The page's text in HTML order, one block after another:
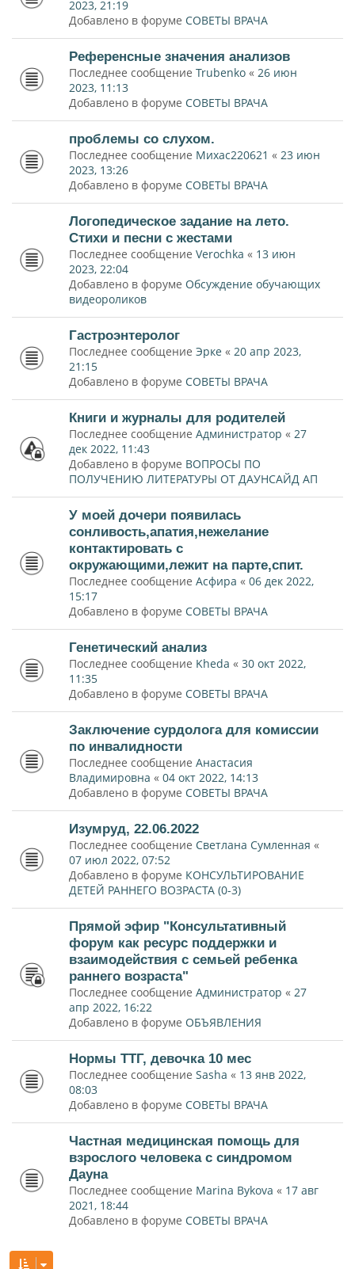
2023, 21:19
Добавлено в форуме СОВЕТЫ ВРАЧА
Референсные значения анализов
Последнее сообщение Trubenko « 26 июн
2023, 11:13
Добавлено в форуме СОВЕТЫ ВРАЧА
проблемы со слухом.
Последнее сообщение Михас220621 « 23 июн
2023, 13:26
Добавлено в форуме СОВЕТЫ ВРАЧА
Логопедическое задание на лето.
Стихи и песни с жестами
Последнее сообщение Verochka « 13 июн
2023, 22:04
Добавлено в форуме Обсуждение обучающих
видеороликов
Гастроэнтеролог
Последнее сообщение Эрке « 20 апр 2023,
21:15
Добавлено в форуме СОВЕТЫ ВРАЧА
Книги и журналы для родителей
Последнее сообщение Администратор « 27
дек 2022, 11:43
Добавлено в форуме ВОПРОСЫ ПО
ПОЛУЧЕНИЮ ЛИТЕРАТУРЫ ОТ ДАУНСАЙД АП
У моей дочери появилась
сонливость,апатия,нежелание
контактировать с
окружающими,лежит на парте,спит.
Последнее сообщение Асфира « 06 дек 2022,
15:17
Добавлено в форуме СОВЕТЫ ВРАЧА
Генетический анализ
Последнее сообщение Kheda « 30 окт 2022,
11:35
Добавлено в форуме СОВЕТЫ ВРАЧА
Заключение сурдолога для комиссии
по инвалидности
Последнее сообщение Анастасия
Владимировна « 04 окт 2022, 14:13
Добавлено в форуме СОВЕТЫ ВРАЧА
Изумруд, 22.06.2022
Последнее сообщение Светлана Сумленная «
07 июл 2022, 07:52
Добавлено в форуме КОНСУЛЬТИРОВАНИЕ
ДЕТЕЙ РАННЕГО ВОЗРАСТА (0-3)
Прямой эфир "Консультативный
форум как ресурс поддержки и
взаимодействия с семьей ребенка
раннего возраста"
Последнее сообщение Администратор « 27
апр 2022, 16:22
Добавлено в форуме ОБЪЯВЛЕНИЯ
Нормы ТТГ, девочка 10 мес
Последнее сообщение Sasha « 13 янв 2022,
08:03
Добавлено в форуме СОВЕТЫ ВРАЧА
Частная медицинская помощь для
взрослого человека с синдромом
Дауна
Последнее сообщение Marina Bykova « 17 авг
2021, 18:44
Добавлено в форуме СОВЕТЫ ВРАЧА